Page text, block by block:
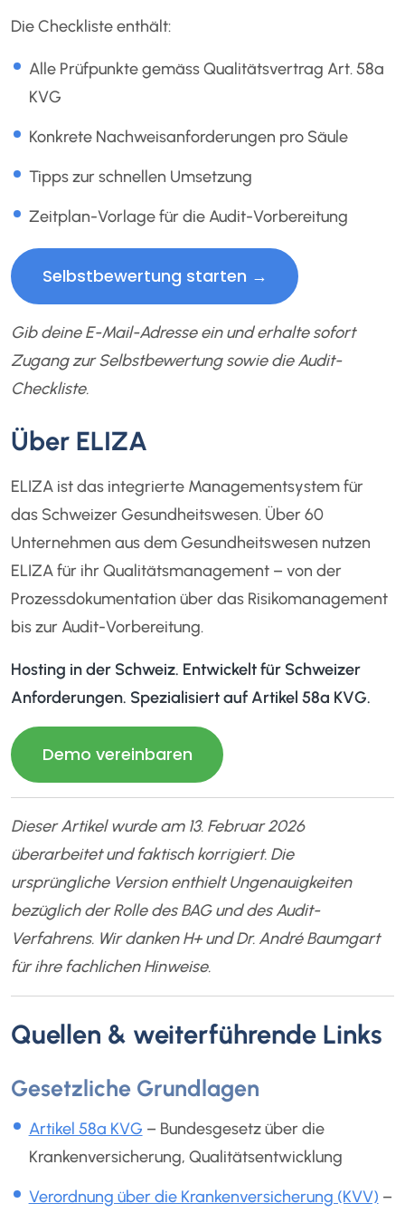
Die Checkliste enthält:
Alle Prüfpunkte gemäss Qualitätsvertrag Art. 58a
KVG
Konkrete Nachweisanforderungen pro Säule
Tipps zur schnellen Umsetzung
Zeitplan-Vorlage für die Audit-Vorbereitung
Selbstbewertung starten →
Gib deine E-Mail-Adresse ein und erhalte sofort
Zugang zur Selbstbewertung sowie die Audit-
Checkliste.
Über ELIZA
ELIZA ist das integrierte Managementsystem für
das Schweizer Gesundheitswesen. Über 60
Unternehmen aus dem Gesundheitswesen nutzen
ELIZA für ihr Qualitätsmanagement – von der
Prozessdokumentation über das Risikomanagement
bis zur Audit-Vorbereitung.
Hosting in der Schweiz. Entwickelt für Schweizer
Anforderungen. Spezialisiert auf Artikel 58a KVG.
Demo vereinbaren
Dieser Artikel wurde am 13. Februar 2026
überarbeitet und faktisch korrigiert. Die
ursprüngliche Version enthielt Ungenauigkeiten
bezüglich der Rolle des BAG und des Audit-
Verfahrens. Wir danken H+ und Dr. André Baumgart
für ihre fachlichen Hinweise.
Quellen & weiterführende Links
Gesetzliche Grundlagen
Artikel 58a KVG – Bundesgesetz über die
Krankenversicherung, Qualitätsentwicklung
Verordnung über die Krankenversicherung (KVV) –